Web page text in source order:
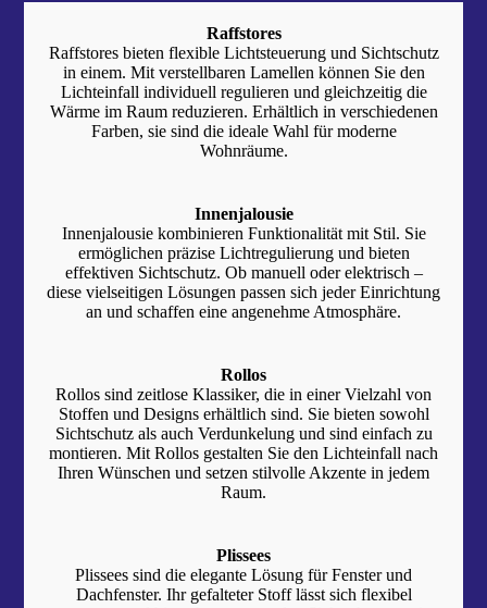
Raffstores
Raffstores bieten flexible Lichtsteuerung und Sichtschutz
in einem. Mit verstellbaren Lamellen können Sie den
Lichteinfall individuell regulieren und gleichzeitig die
Wärme im Raum reduzieren. Erhältlich in verschiedenen
Farben, sie sind die ideale Wahl für moderne
Wohnräume.
Innenjalousie
Innenjalousie kombinieren Funktionalität mit Stil. Sie
ermöglichen präzise Lichtregulierung und bieten
effektiven Sichtschutz. Ob manuell oder elektrisch –
diese vielseitigen Lösungen passen sich jeder Einrichtung
an und schaffen eine angenehme Atmosphäre.
Rollos
Rollos sind zeitlose Klassiker, die in einer Vielzahl von
Stoffen und De­signs erhältlich sind. Sie bieten sowohl
Sichtschutz als auch Ver­dunkelung und sind einfach zu
mon­tieren. Mit Rollos gestalten Sie den Lichteinfall nach
Ihren Wünschen und setzen stilvolle Akzente in jedem
Raum.
Plissees
Plissees sind die elegante Lösung für Fenster und
Dachfenster. Ihr gefal­teter Stoff lässt sich flexibel